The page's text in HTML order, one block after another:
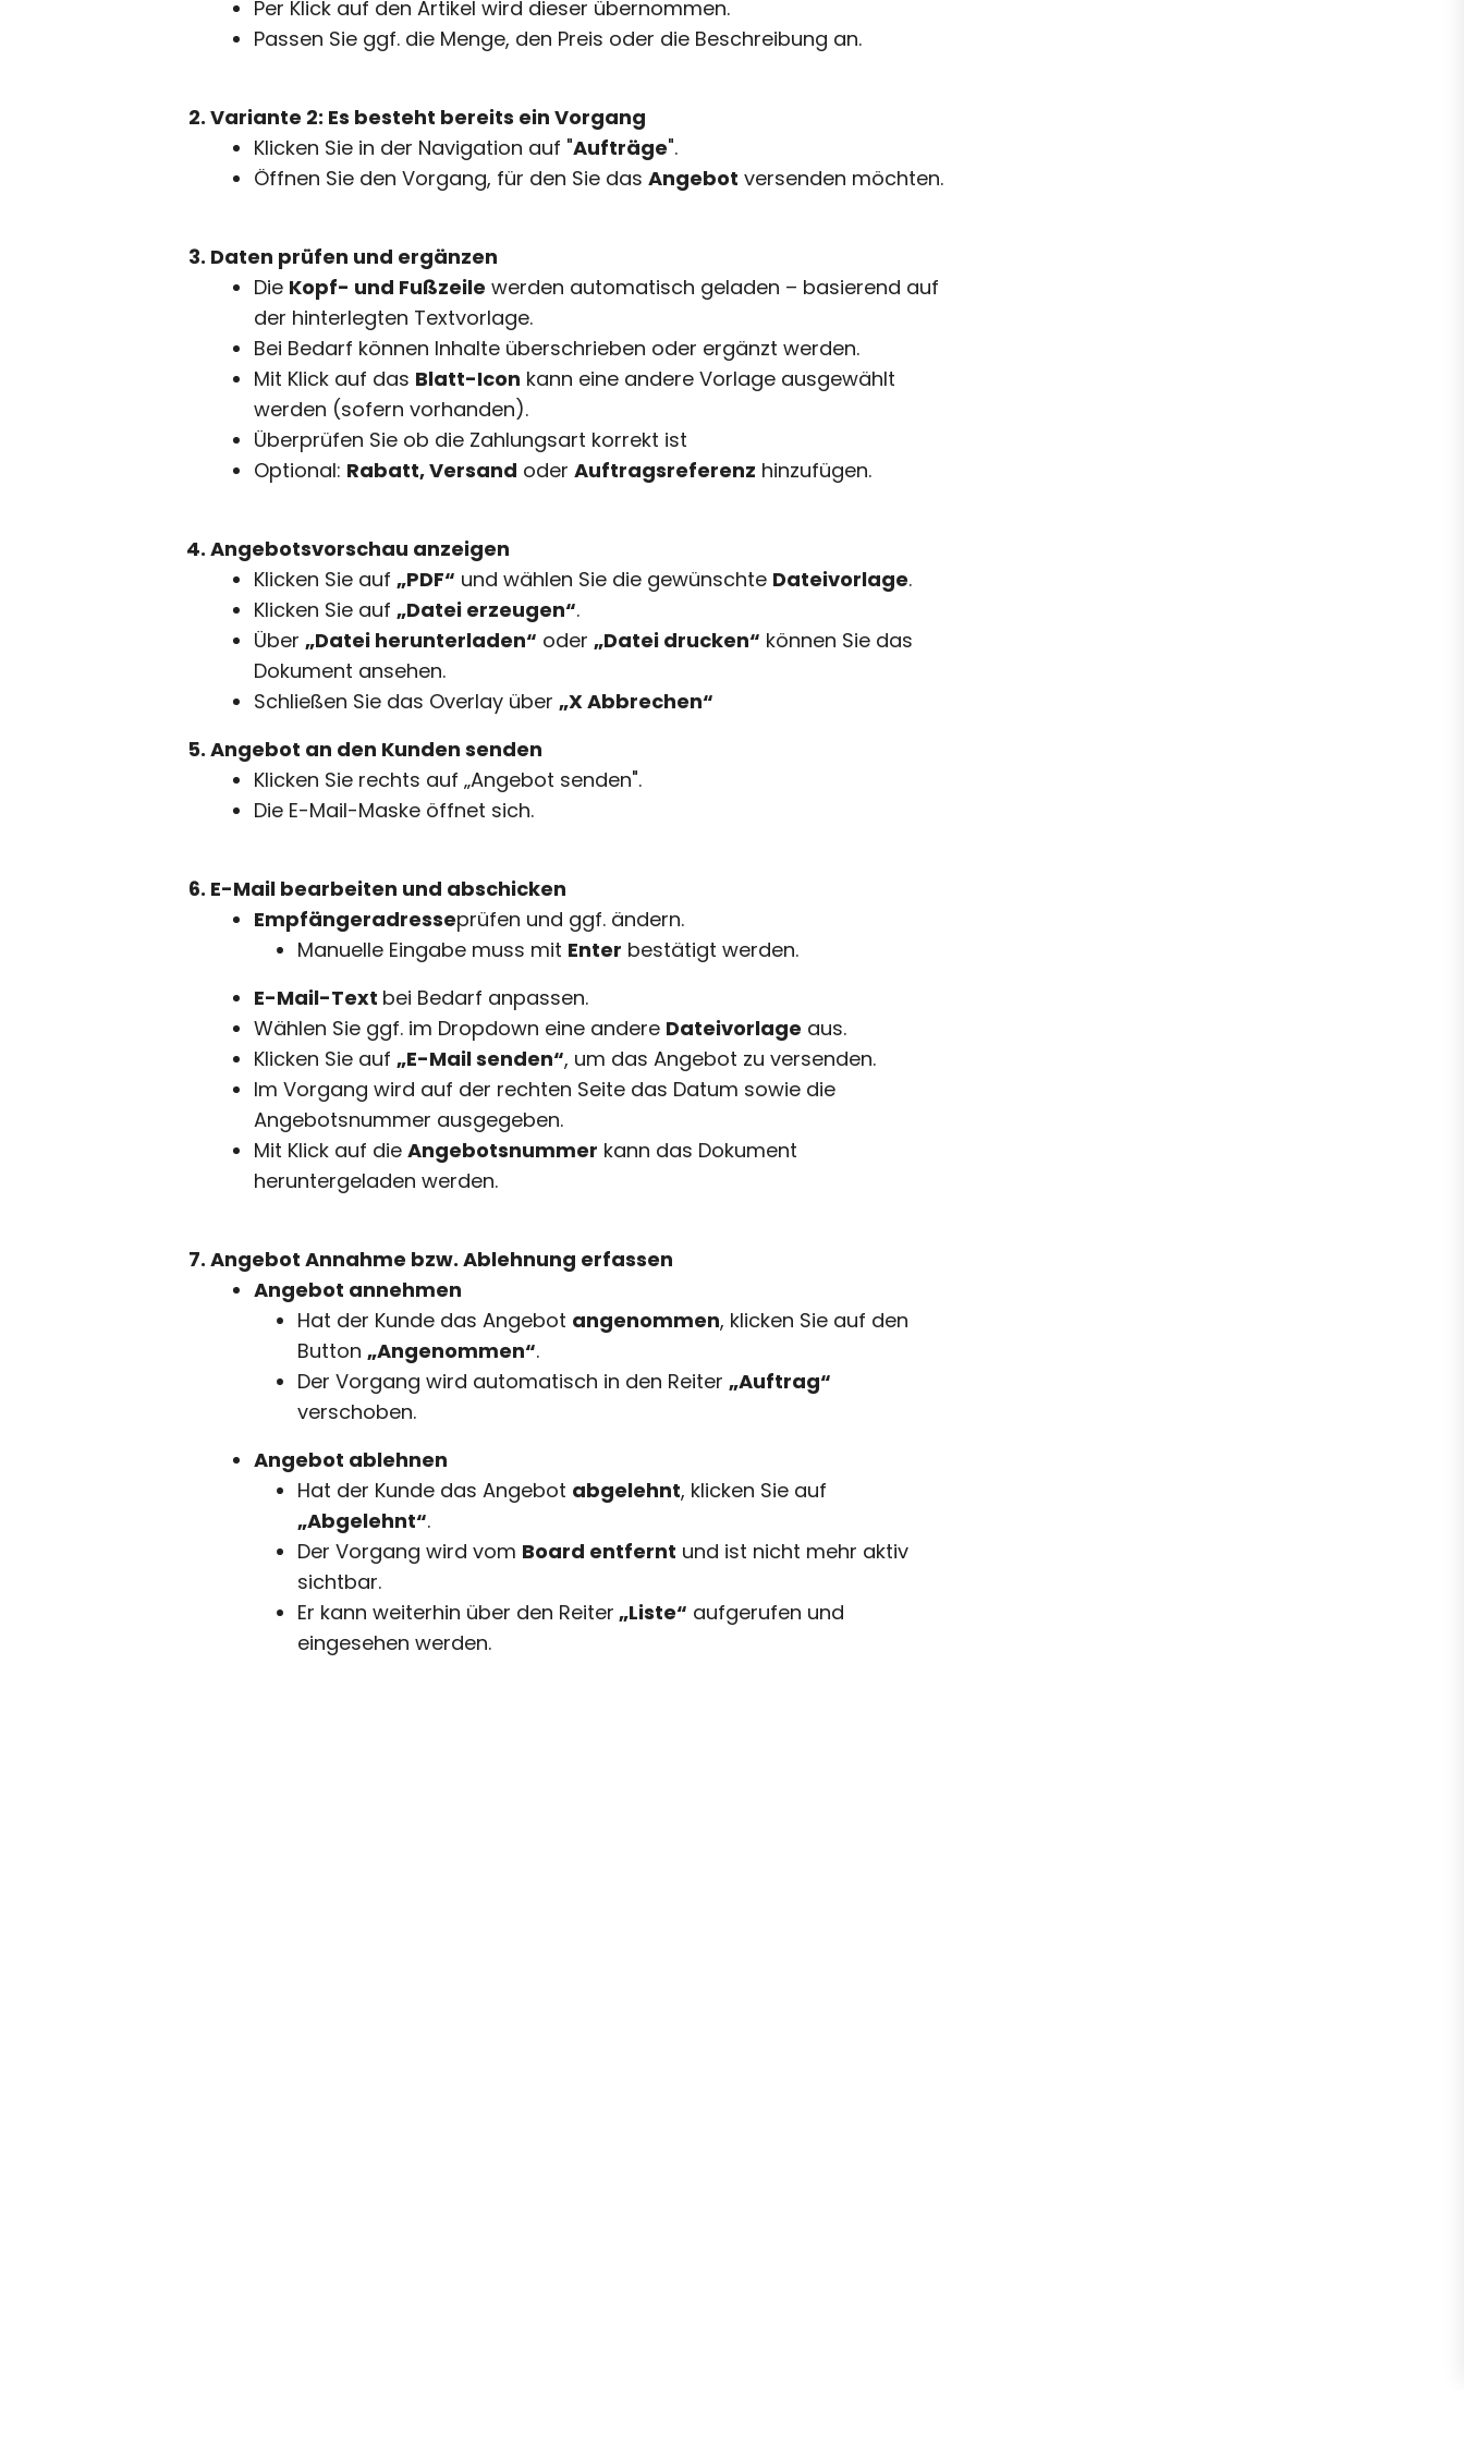
Per Klick auf den Artikel wird dieser übernommen.
Passen Sie ggf. die Menge, den Preis oder die Beschreibung an.
Variante 2: Es besteht bereits ein Vorgang
Klicken Sie in der Navigation auf "Aufträge".
Öffnen Sie den Vorgang, für den Sie dasAngebot versenden möchten.
Daten prüfen und ergänzen
Die Kopf- und Fußzeile werden automatisch geladen – basierend auf
der hinterlegten Textvorlage.
Bei Bedarf können Inhalte überschrieben oder ergänzt werden.
Mit Klick auf das Blatt-Icon kann eine andere Vorlage ausgewählt
werden (sofern vorhanden).
Überprüfen Sie ob die Zahlungsart korrekt ist
Optional: Rabatt, Versand oderAuftragsreferenz hinzufügen.
Angebotsvorschau anzeigen
Klicken Sie auf „PDF“ und wählen Sie die gewünschte Dateivorlage.
Klicken Sie auf „Datei erzeugen“.
Über „Datei herunterladen“ oder „Datei drucken“ können Sie das
Dokument ansehen.
Schließen Sie das Overlay über „X Abbrechen“
Angebot an den Kunden senden
Klicken Sie rechts auf „Angebot senden".
Die E-Mail-Maske öffnet sich.
E-Mail bearbeiten und abschicken
Empfängeradresseprüfen und ggf. ändern.
Manuelle Eingabe muss mit Enter bestätigt werden.
E-Mail-Text bei Bedarf anpassen.
Wählen Sie ggf. im Dropdown eine andere Dateivorlage aus.
Klicken Sie auf „E-Mail senden“, um das Angebot zu versenden.
Im Vorgang wird auf der rechten Seite das Datum sowie die
Angebotsnummer ausgegeben.
Mit Klick auf dieAngebotsnummer kann das Dokument
heruntergeladen werden.
Angebot Annahme bzw. Ablehnung erfassen
Angebot annehmen
Hat der Kunde das Angebot angenommen, klicken Sie auf den
Button „Angenommen“.
Der Vorgang wird automatisch in den Reiter „Auftrag“
verschoben.
Angebot ablehnen
Hat der Kunde das Angebot abgelehnt, klicken Sie auf
„Abgelehnt“.
Der Vorgang wird vom Board entfernt und ist nicht mehr aktiv
sichtbar.
Er kann weiterhin über den Reiter „Liste“ aufgerufen und
eingesehen werden.